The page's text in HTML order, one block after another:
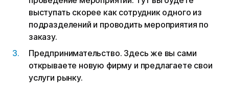
выступать скорее как сотрудник одного из
подразделений и проводить мероприятия по
заказу.
Предпринимательство. Здесь же вы сами
открываете новую фирму и предлагаете свои
услуги рынку.